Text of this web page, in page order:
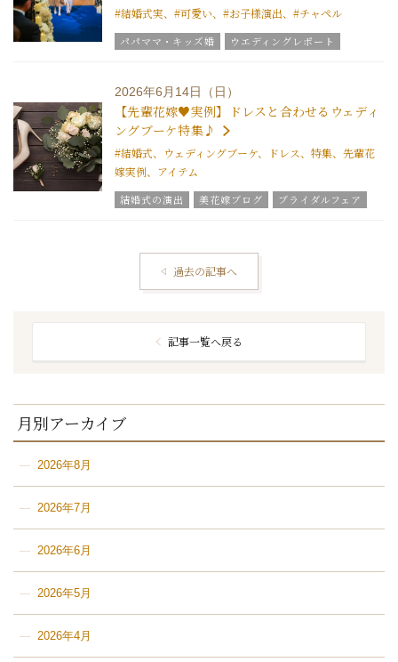
#結婚式実、#可愛い、#お子様演出、#チャペル
パパママ・キッズ婚
ウエディングレポート
結婚式の豆知識
ウエディングスタッフｖｏｉｃｅ
2026年6月14日（日）
【先輩花嫁♥実例】ドレスと合わせるウェディ
ングブーケ特集♪
#結婚式、ウェディングブーケ、ドレス、特集、先輩花
嫁実例、アイテム
結婚式の演出 美花嫁ブログ
ブライダルフェア
過去の記事へ
記事一覧へ戻る
月別アーカイブ
2026年8月
2026年7月
2026年6月
2026年5月
2026年4月